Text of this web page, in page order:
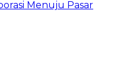
Menuju Pasar